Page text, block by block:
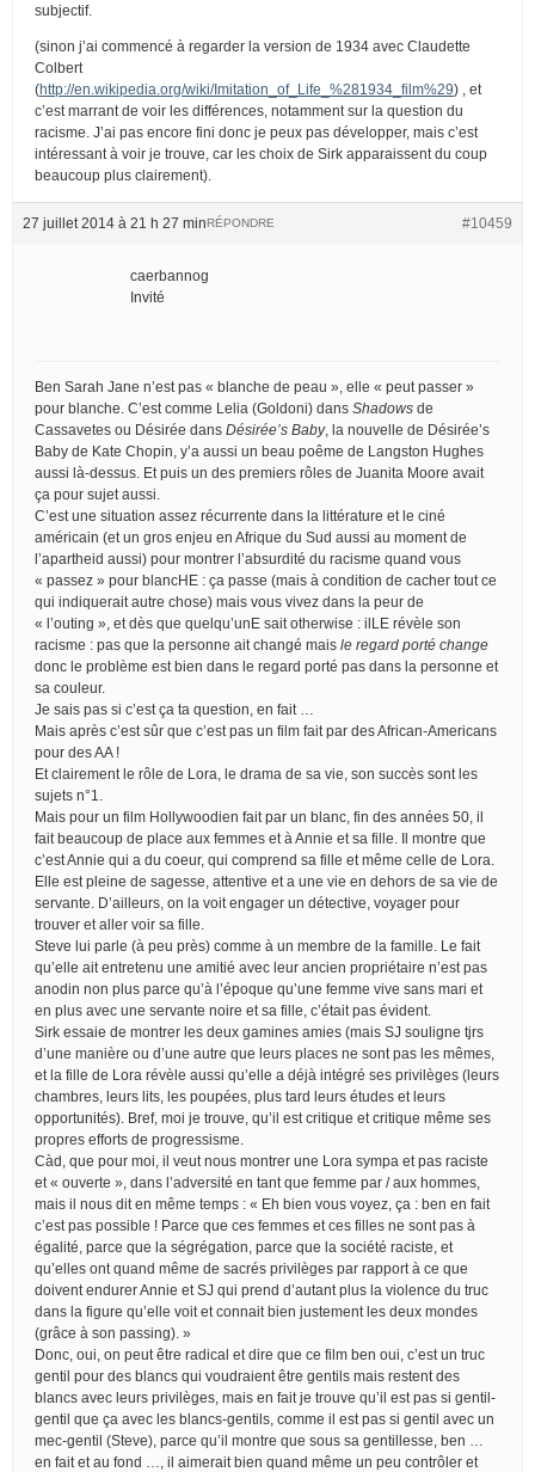
subjectif.
(sinon j’ai commencé à regarder la version de 1934 avec Claudette
Colbert
(http://en.wikipedia.org/wiki/Imitation_of_Life_%281934_film%29) , et
c’est marrant de voir les différences, notamment sur la question du
racisme. J’ai pas encore fini donc je peux pas développer, mais c’est
intéressant à voir je trouve, car les choix de Sirk apparaissent du coup
beaucoup plus clairement).
27 juillet 2014 à 21 h 27 min #10459
RÉPONDRE
caerbannog
Invité
Ben Sarah Jane n’est pas « blanche de peau », elle « peut passer »
pour blanche. C’est comme Lelia (Goldoni) dans Shadows de
Cassavetes ou Désirée dans Désirée’s Baby, la nouvelle de Désirée’s
Baby de Kate Chopin, y’a aussi un beau poême de Langston Hughes
aussi là-dessus. Et puis un des premiers rôles de Juanita Moore avait
ça pour sujet aussi.
C’est une situation assez récurrente dans la littérature et le ciné
américain (et un gros enjeu en Afrique du Sud aussi au moment de
l’apartheid aussi) pour montrer l’absurdité du racisme quand vous
« passez » pour blancHE : ça passe (mais à condition de cacher tout ce
qui indiquerait autre chose) mais vous vivez dans la peur de
« l’outing », et dès que quelqu’unE sait otherwise : ilLE révèle son
racisme : pas que la personne ait changé mais le regard porté change
donc le problème est bien dans le regard porté pas dans la personne et
sa couleur.
Je sais pas si c’est ça ta question, en fait …
Mais après c’est sûr que c’est pas un film fait par des African-Americans
pour des AA !
Et clairement le rôle de Lora, le drama de sa vie, son succès sont les
sujets n°1.
Mais pour un film Hollywoodien fait par un blanc, fin des années 50, il
fait beaucoup de place aux femmes et à Annie et sa fille. Il montre que
c’est Annie qui a du coeur, qui comprend sa fille et même celle de Lora.
Elle est pleine de sagesse, attentive et a une vie en dehors de sa vie de
servante. D’ailleurs, on la voit engager un détective, voyager pour
trouver et aller voir sa fille.
Steve lui parle (à peu près) comme à un membre de la famille. Le fait
qu’elle ait entretenu une amitié avec leur ancien propriétaire n’est pas
anodin non plus parce qu’à l’époque qu’une femme vive sans mari et
en plus avec une servante noire et sa fille, c’était pas évident.
Sirk essaie de montrer les deux gamines amies (mais SJ souligne tjrs
d’une manière ou d’une autre que leurs places ne sont pas les mêmes,
et la fille de Lora révèle aussi qu’elle a déjà intégré ses privilèges (leurs
chambres, leurs lits, les poupées, plus tard leurs études et leurs
opportunités). Bref, moi je trouve, qu’il est critique et critique même ses
propres efforts de progressisme.
Càd, que pour moi, il veut nous montrer une Lora sympa et pas raciste
et « ouverte », dans l’adversité en tant que femme par / aux hommes,
mais il nous dit en même temps : « Eh bien vous voyez, ça : ben en fait
c’est pas possible ! Parce que ces femmes et ces filles ne sont pas à
égalité, parce que la ségrégation, parce que la société raciste, et
qu’elles ont quand même de sacrés privilèges par rapport à ce que
doivent endurer Annie et SJ qui prend d’autant plus la violence du truc
dans la figure qu’elle voit et connait bien justement les deux mondes
(grâce à son passing). »
Donc, oui, on peut être radical et dire que ce film ben oui, c’est un truc
gentil pour des blancs qui voudraient être gentils mais restent des
blancs avec leurs privilèges, mais en fait je trouve qu’il est pas si gentil-
gentil que ça avec les blancs-gentils, comme il est pas si gentil avec un
mec-gentil (Steve), parce qu’il montre que sous sa gentillesse, ben …
en fait et au fond …, il aimerait bien quand même un peu contrôler et